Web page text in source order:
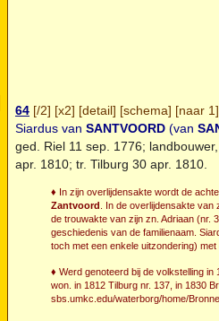
64 [/2] [x2] [detail] [schema] [naar 1
Siardus van SANTVOORD (van
ged. Riel 11 sep. 1776;
apr. 1810; tr. Tilburg 30 apr. 1810.
♦ In zijn overlijdensakte wordt de
Zantvoord . In de overlijdensakte
de trouwakte van zijn zn. Adriaan (nr.
geschiedenis van de familienaam.
toch met een enkele uitzondering) met
♦ Werd genoteerd bij de volkstelling
won. in 1812 Tilburg nr. 137, in 1830
sbs.umkc.edu/waterborg/home/